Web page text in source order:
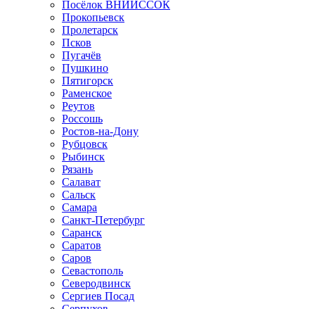
Посёлок ВНИИССОК
Прокопьевск
Пролетарск
Псков
Пугачёв
Пушкино
Пятигорск
Раменское
Реутов
Россошь
Ростов-на-Дону
Рубцовск
Рыбинск
Рязань
Салават
Сальск
Самара
Санкт-Петербург
Саранск
Саратов
Саров
Севастополь
Северодвинск
Сергиев Посад